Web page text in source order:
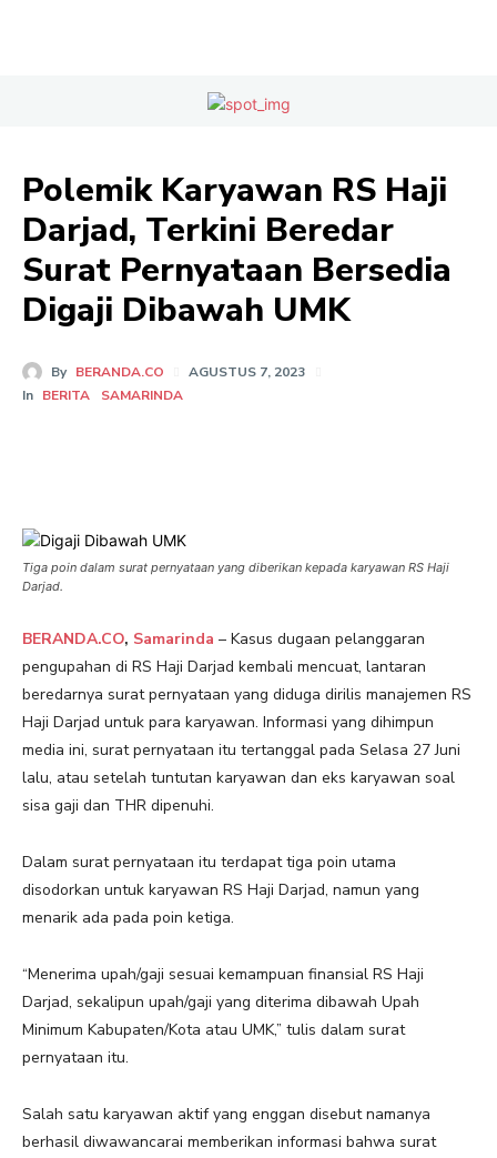
Polemik Karyawan RS Haji
Darjad, Terkini Beredar
Surat Pernyataan Bersedia
Digaji Dibawah UMK
By BERANDA.CO
AGUSTUS 7, 2023
In BERITA SAMARINDA
Tiga poin dalam surat pernyataan yang diberikan kepada karyawan RS Haji
Darjad.
BERANDA.CO, Samarinda – Kasus dugaan pelanggaran
pengupahan di RS Haji Darjad kembali mencuat, lantaran
beredarnya surat pernyataan yang diduga dirilis manajemen RS
Haji Darjad untuk para karyawan. Informasi yang dihimpun
media ini, surat pernyataan itu tertanggal pada Selasa 27 Juni
lalu, atau setelah tuntutan karyawan dan eks karyawan soal
sisa gaji dan THR dipenuhi.
Dalam surat pernyataan itu terdapat tiga poin utama
disodorkan untuk karyawan RS Haji Darjad, namun yang
menarik ada pada poin ketiga.
“Menerima upah/gaji sesuai kemampuan finansial RS Haji
Darjad, sekalipun upah/gaji yang diterima dibawah Upah
Minimum Kabupaten/Kota atau UMK,” tulis dalam surat
pernyataan itu.
Salah satu karyawan aktif yang enggan disebut namanya
berhasil diwawancarai memberikan informasi bahwa surat